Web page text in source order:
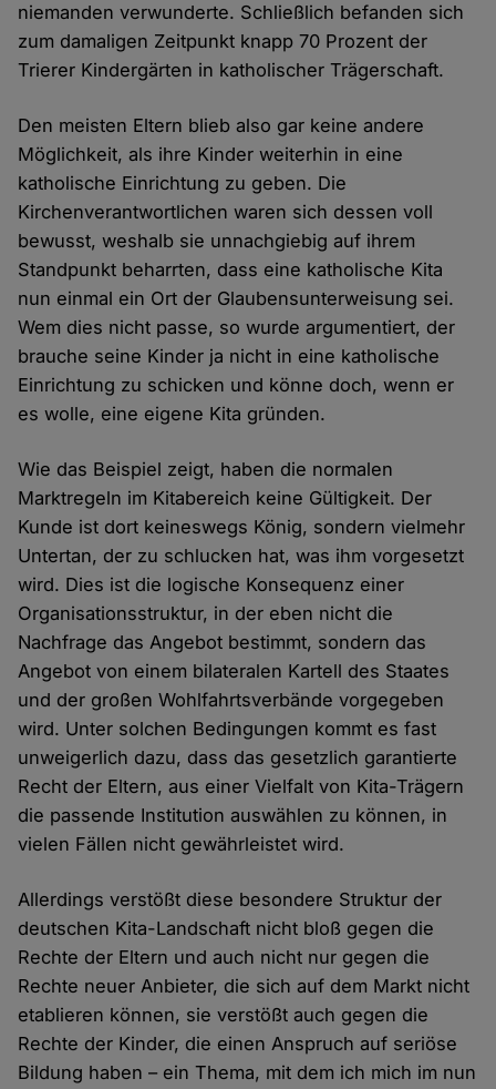
niemanden verwunderte. Schließlich befanden sich
zum damaligen Zeitpunkt knapp 70 Prozent der
Trierer Kindergärten in katholischer Trägerschaft.
Den meisten Eltern blieb also gar keine andere
Möglichkeit, als ihre Kinder weiterhin in eine
katholische Einrichtung zu geben. Die
Kirchenverantwortlichen waren sich dessen voll
bewusst, weshalb sie unnachgiebig auf ihrem
Standpunkt beharrten, dass eine katholische Kita
nun einmal ein Ort der Glaubensunterweisung sei.
Wem dies nicht passe, so wurde argumentiert, der
brauche seine Kinder ja nicht in eine katholische
Einrichtung zu schicken und könne doch, wenn er
es wolle, eine eigene Kita gründen.
Wie das Beispiel zeigt, haben die normalen
Marktregeln im Kitabereich keine Gültigkeit. Der
Kunde ist dort keineswegs König, sondern vielmehr
Untertan, der zu schlucken hat, was ihm vorgesetzt
wird. Dies ist die logische Konsequenz einer
Organisationsstruktur, in der eben nicht die
Nachfrage das Angebot bestimmt, sondern das
Angebot von einem bilateralen Kartell des Staates
und der großen Wohlfahrtsverbände vorgegeben
wird. Unter solchen Bedingungen kommt es fast
unweigerlich dazu, dass das gesetzlich garantierte
Recht der Eltern, aus einer Vielfalt von Kita-Trägern
die passende Institution auswählen zu können, in
vielen Fällen nicht gewährleistet wird.
Allerdings verstößt diese besondere Struktur der
deutschen Kita-Landschaft nicht bloß gegen die
Rechte der Eltern und auch nicht nur gegen die
Rechte neuer Anbieter, die sich auf dem Markt nicht
etablieren können, sie verstößt auch gegen die
Rechte der Kinder, die einen Anspruch auf seriöse
Bildung haben – ein Thema, mit dem ich mich im nun